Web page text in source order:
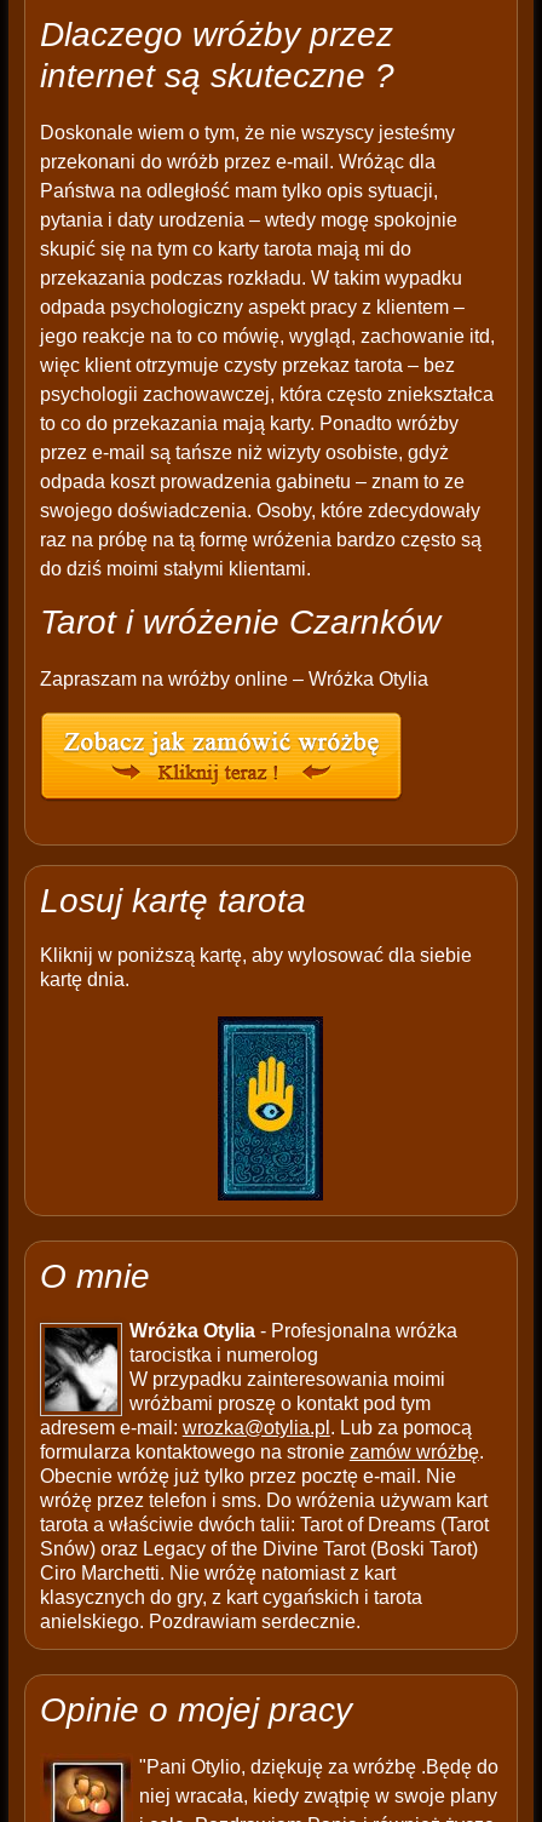
Dlaczego wróżby przez
internet są skuteczne ?
Doskonale wiem o tym, że nie wszyscy jesteśmy
przekonani do wróżb przez e-mail. Wróżąc dla
Państwa na odległość mam tylko opis sytuacji,
pytania i daty urodzenia – wtedy mogę spokojnie
skupić się na tym co karty tarota mają mi do
przekazania podczas rozkładu. W takim wypadku
odpada psychologiczny aspekt pracy z klientem –
jego reakcje na to co mówię, wygląd, zachowanie itd,
więc klient otrzymuje czysty przekaz tarota – bez
psychologii zachowawczej, która często zniekształca
to co do przekazania mają karty. Ponadto wróżby
przez e-mail są tańsze niż wizyty osobiste, gdyż
odpada koszt prowadzenia gabinetu – znam to ze
swojego doświadczenia. Osoby, które zdecydowały
raz na próbę na tą formę wróżenia bardzo często są
do dziś moimi stałymi klientami.
Tarot i wróżenie Czarnków
Zapraszam na wróżby online – Wróżka Otylia
Losuj kartę tarota
Kliknij w poniższą kartę, aby wylosować dla siebie
kartę dnia.
O mnie
Wróżka Otylia- Profesjonalna wróżka
tarocistka i numerolog
W przypadku zainteresowania moimi
wróżbami proszę o kontakt pod tym
adresem e-mail: wrozka@otylia.pl . Lub za pomocą
formularza kontaktowego na stronie zamów wróżbę.
Obecnie wróżę już tylko przez pocztę e-mail. Nie
wróżę przez telefon i sms. Do wróżenia używam kart
tarota a właściwie dwóch talii: Tarot of Dreams (Tarot
Snów) oraz Legacy of the Divine Tarot (Boski Tarot)
Ciro Marchetti. Nie wróżę natomiast z kart
klasycznych do gry, z kart cygańskich i tarota
anielskiego. Pozdrawiam serdecznie.
Opinie o mojej pracy
"Pani Otylio, dziękuję za wróżbę .Będę do
niej wracała, kiedy zwątpię w swoje plany